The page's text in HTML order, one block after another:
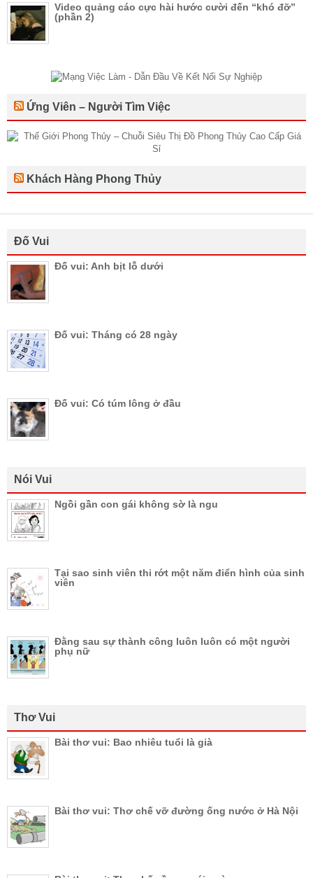
Video quảng cáo cực hài hước cười đến “khó đỡ”
(phần 2)
Ứng Viên – Người Tìm Việc
Khách Hàng Phong Thủy
Đố Vui
Đố vui: Anh bịt lỗ dưới
Đố vui: Tháng có 28 ngày
Đố vui: Có túm lông ở đầu
Nói Vui
Ngồi gần con gái không sờ là ngu
Tại sao sinh viên thi rớt một năm điển hình của sinh
viên
Đằng sau sự thành công luôn luôn có một người
phụ nữ
Thơ Vui
Bài thơ vui: Bao nhiêu tuổi là già
Bài thơ vui: Thơ chế vỡ đường ống nước ở Hà Nội